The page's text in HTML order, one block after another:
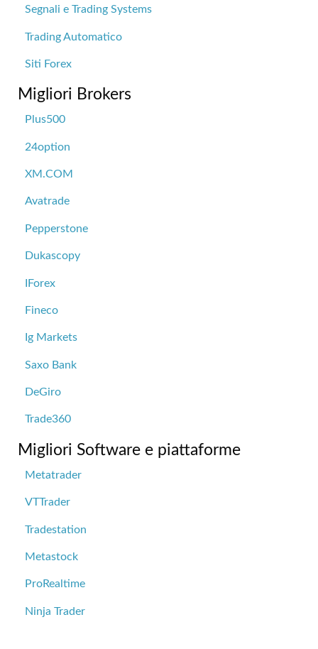
Segnali e Trading Systems
Trading Automatico
Siti Forex
Migliori Brokers
Plus500
24option
XM.COM
Avatrade
Pepperstone
Dukascopy
IForex
Fineco
Ig Markets
Saxo Bank
DeGiro
Trade360
Migliori Software e piattaforme
Metatrader
VTTrader
Tradestation
Metastock
ProRealtime
Ninja Trader